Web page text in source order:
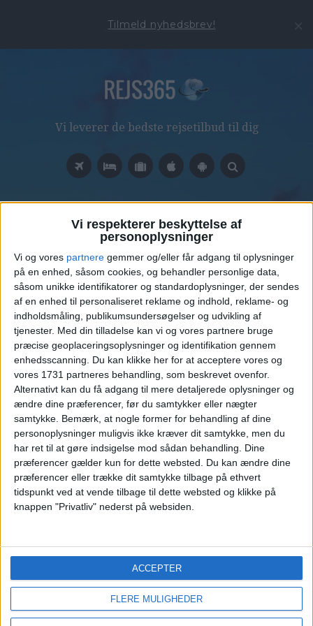
Vi respekterer beskyttelse af
personoplysninger
Vi og vores partnere gemmer og/eller får adgang til oplysninger
på en enhed, såsom cookies, og behandler personlige data,
såsom unikke identifikatorer og standardoplysninger, der sendes
af en enhed til personaliseret reklame og indhold, reklame- og
indholdsmåling, publikumsundersøgelser og udvikling af
tjenester. Med din tilladelse kan vi og vores partnere bruge
præcise geoplaceringsoplysninger og identifikation gennem
enhedsscanning. Du kan klikke her for at acceptere vores og
vores 1731 partneres behandling, som beskrevet ovenfor.
Alternativt kan du få adgang til mere detaljerede oplysninger og
ændre dine præferencer, før du samtykker eller nægter
samtykke. Bemærk, at nogle former for behandling af dine
personoplysninger muligvis ikke kræver dit samtykke, men du
har ret til at gøre indsigelse mod sådan behandling. Dine
præferencer gælder kun for dette websted. Du kan ændre dine
præferencer eller trække dit samtykke tilbage på ethvert
tidspunkt ved at vende tilbage til dette websted og klikke på
knappen "Privatliv" nederst på websiden.
FLERE MULIGHEDER
ACCEPTER
Tilmeld nyhedsbrev!
Vi leverer de bedste rejsetilbud til dig
SØNERVIG
18. JULI 2024
WEEKEND I LALANDIA: 3
DAGE FOR KUN 789,-
KONTAKT /FAQ/OM OS/PARTNERSKAB / PRESSE /PRIVATLIVSPOLITIK/VILKÅR
TILMELD NYHEDSBREV
© 2026REJS365